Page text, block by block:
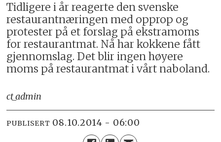
Tidligere i år reagerte den svenske
restaurantnæringen med opprop og
protester på et forslag på ekstramoms
for restaurantmat. Nå har kokkene fått
gjennomslag. Det blir ingen høyere
moms på restaurantmat i vårt naboland.
ct_admin
PUBLISERT 08.10.2014 - 06:00